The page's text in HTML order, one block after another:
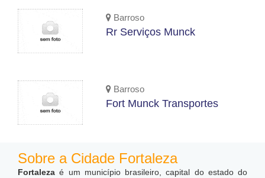
Barroso
Rr Serviços Munck
Barroso
Fort Munck Transportes
Sobre a Cidade Fortaleza
Fortaleza é um município brasileiro, capital do estado do